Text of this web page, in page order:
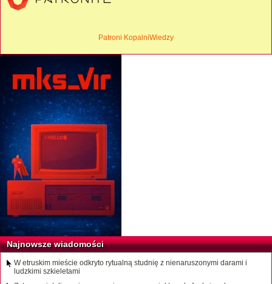
Patroni KopalniWiedzy
Najnowsze wiadomości
W etruskim mieście odkryto rytualną studnię z nienaruszonymi darami i
ludzkimi szkieletami